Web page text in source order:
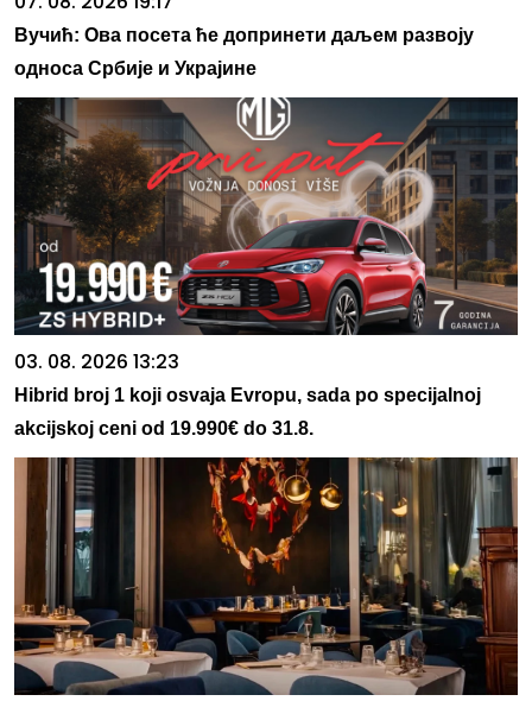
Вучић: Ова посета ће допринети даљем развоју
односа Србије и Украјине
03. 08. 2026 13:23
Hibrid broj 1 koji osvaja Evropu, sada po specijalnoj
akcijskoj ceni od 19.990€ do 31.8.